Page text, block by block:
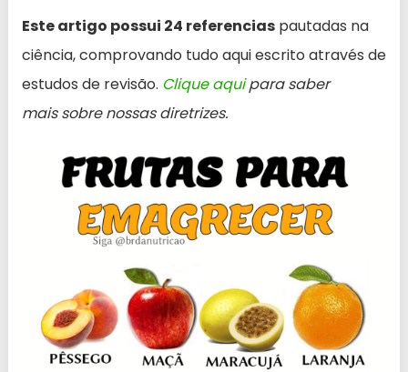
Este artigo possui 24 referencias pautadas na
ciência, comprovando tudo aqui escrito através de
estudos de revisão. Clique aquipara saber
mais sobre nossas diretrizes.